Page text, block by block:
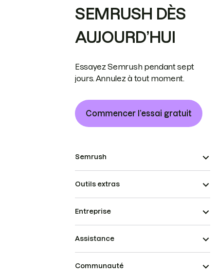
SEMRUSH DÈS
AUJOURD’HUI
Essayez Semrush pendant sept
jours. Annulez à tout moment.
Commencer l’essai gratuit
Semrush
Outils extras
Entreprise
Assistance
Communauté